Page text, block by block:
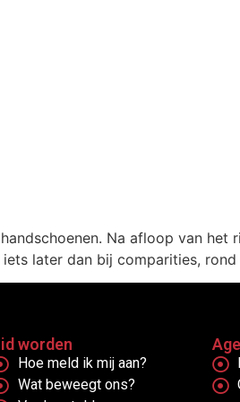
Na afloop van het
later dan bij comparities, rond
worden
Hoe meld ik mij aan?
Wat beweegt ons?